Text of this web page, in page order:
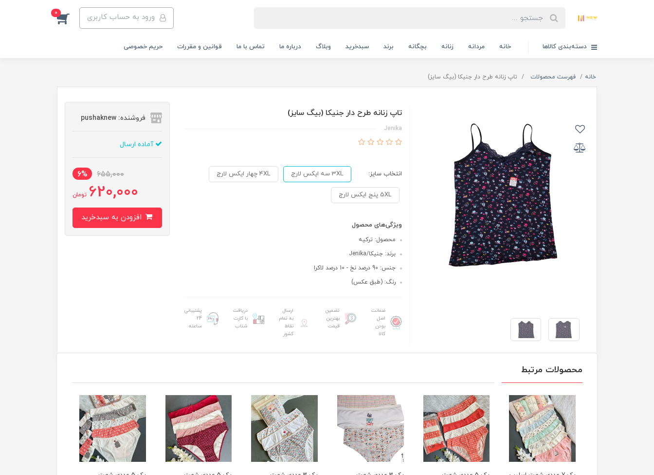
ورود به حساب کاربری 0
دسته‌بندی کالاها خانه مردانه زنانه بچگانه برند سبدخرید وبلاگ درباره ما تماس با ما قوانین و مقررات حریم خصوصی
خانه فهرست محصولات تاپ زنانه طرح دار جنیکا (بیگ سایز)
تاپ زنانه طرح دار جنیکا (بیگ سایز)
Jenika
انتخاب سایز: 3XL سه ایکس لارج 4XL چهار ایکس لارج
5XL پنج ایکس لارج
ویژگی‌های محصول
محصول: ترکیه
برند: جنیکا/Jenika
جنس: 90 درصد نخ - 10 درصد لاکرا
رنگ: (طبق عکس)
ضمانت
اصل
بودن
کالا
تضمین
بهترین
قیمت
ارسال
به تمام
نقاط
کشور
دریافت
با کارت
شتاب
پشتیبانی
24
ساعته
فروشنده: pushaknew
آماده ارسال
655,000
6%
620,000 تومان
محصولات مرتبط